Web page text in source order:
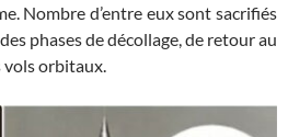
Nombre d’entre eux sont sacrifiés
phases de décollage, de retour au
vols orbitaux.